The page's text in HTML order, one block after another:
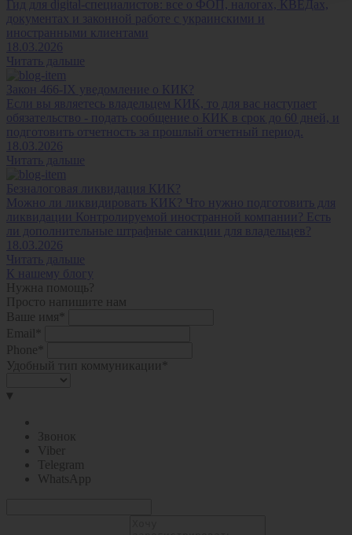
Гид для digital-специалистов: все о ФОП, налогах, КВЕДах,
документах и законной работе с украинскими и
иностранными клиентами
18.03.2026
Читать дальше
Закон 466-IX уведомление о КИК?
Если вы являетесь владельцем КИК, то для вас наступает
обязательство - подать сообщение о КИК в срок до 60 дней, и
подготовить отчетность за прошлый отчетный период.
18.03.2026
Читать дальше
Безналоговая ликвидация КИК?
Можно ли ликвидировать КИК? Что нужно подготовить для
ликвидации Контролируемой иностранной компании? Есть
ли дополнительные штрафные санкции для владельцев?
18.03.2026
Читать дальше
К нашему блогу
Нужна помощь?
Просто напишите нам
Ваше имя*
Email*
Phone*
Удобный тип коммуникации*
▾
Звонок
Viber
Telegram
WhatsApp